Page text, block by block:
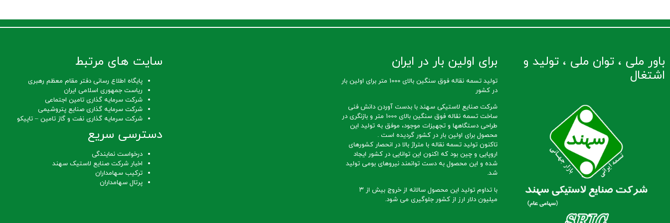
باور ملی ، توان ملی ، تولید و
اشتغال
برای اولین بار در ایران
تولید تسمه نقاله فوق سنگین بالای 1000 متر برای اولین بار
در کشور
شرکت صنایع لاستیکی سهند با بدست آوردن دانش فنی
ساخت تسمه نقاله فوق سنگین بالای 1000 متر و بازنگری در
طراحی دستگاهها و تجهیزات موجود، موفق به تولید این
محصول برای اولین بار در کشور گردیده است .
تاکنون تولید تسمه نقاله با متراژ بالا در انحصار کشورهای
اروپایی و چین بود که اکنون این توانایی در کشور ایجاد
شده و این محصول به دست توانمند نیروهای بومی تولید
شد.
با تداوم تولید این محصول سالانه از خروج بیش از ۳
میلیون دلار ارز از کشور جلوگیری می شود.
سایت های مرتبط
پایگاه اطلاع رسانی دفتر مقام معظم رهبری
ریاست جمهوری اسلامی ایران
شرکت سرمایه گذاری تامین اجتماعی
شرکت سرمایه گذاری صنایع پتروشیمی
شرکت سرمایه گذاری نفت و گاز تامین – تاپیکو
دسترسی سریع
درخواست نمایندگی
اخبار شرکت صنایع لاستیک سهند
ترکیب سهامداران
پرتال سهامداران